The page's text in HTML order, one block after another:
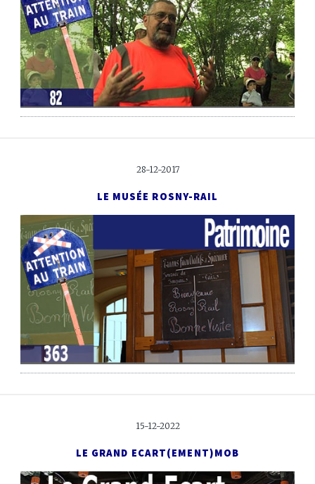
28-12-2017
LE MUSÉE ROSNY-RAIL
15-12-2022
LE GRAND ECART(EMENT)MOB